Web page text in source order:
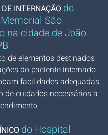
INTERNAÇÃO do
São
na cidade de João
de elementos destinados
do paciente internado
facilidades adequadas
de cuidados necessários a
do Hospital